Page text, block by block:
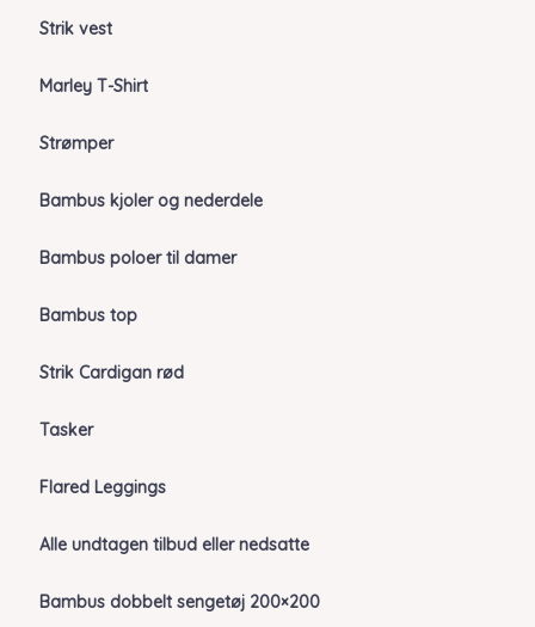
Strik vest
Marley T-Shirt
Strømper
Bambus kjoler og nederdele
Bambus poloer til damer
Bambus top
Strik Cardigan rød
Tasker
Flared Leggings
Alle undtagen tilbud eller nedsatte
Bambus dobbelt sengetøj 200×200